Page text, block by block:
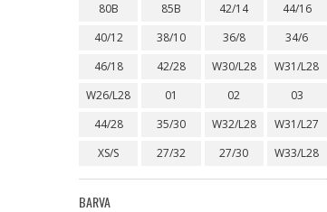
80B
85B 42/14
44/16
40/12
38/10 36/8
34/6
46/18
42/28 W30/L28
W31/L28
W26/L28
01 02
03
44/28
35/30 W32/L28
W31/L27
XS/S
27/32 27/30 W33/L28
BARVA